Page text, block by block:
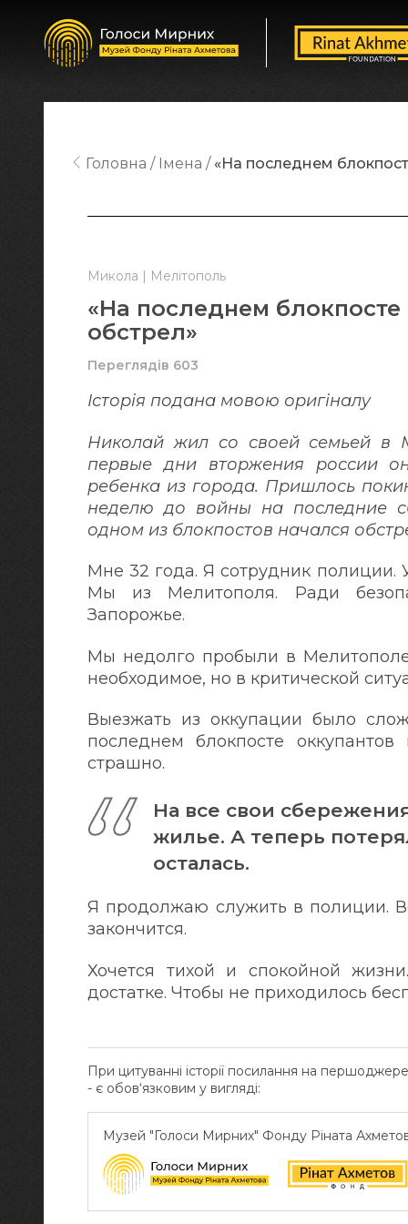
Микола | Мелітополь
«На последнем
обстрел»
Переглядів 603
Історія подана мовою оригіналy
Николай жил со своей семьей в
первые дни вторжения россии
ребенка из города. Пришлось
неделю до войны на последние
одном из блокпостов начался
Мне 32 года. Я сотрудник полиции.
Мы из Мелитополя. Ради
Запорожье.
Мы недолго пробыли в
необходимое, но в критической
Выезжать из оккупации было
последнем блокпосте
страшно.
На все свои
жилье. А теперь
осталась.
Я продолжаю служить в полиции.
закончится.
Хочется тихой и спокойной
достатке. Чтобы не приходилось
При цитуванні історії посилання на
- є обов‘язковим у вигляді:
Музей "Голоси Мирних" Фонду Ріната
Головна Імена «На последнем